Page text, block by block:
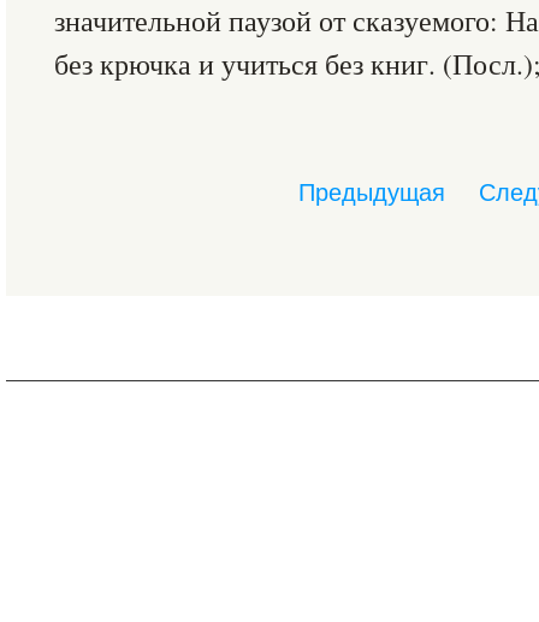
значительной паузой от сказуемого:
без крючка и учиться без книг.
Предыдущая